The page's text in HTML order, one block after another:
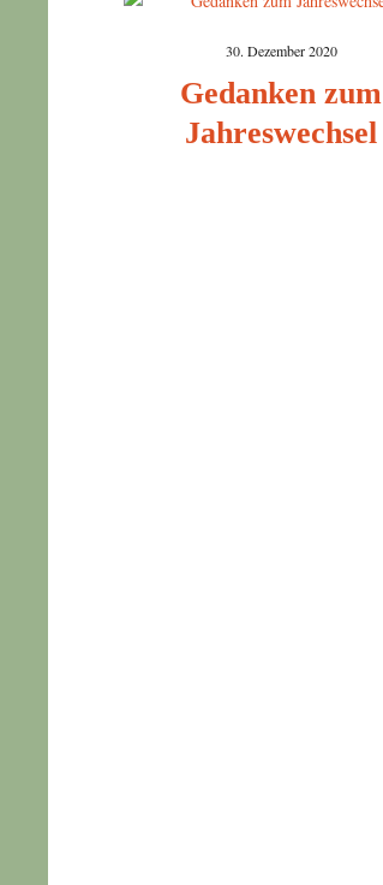
30. Dezember 2020
Gedanken zum
Jahreswechsel